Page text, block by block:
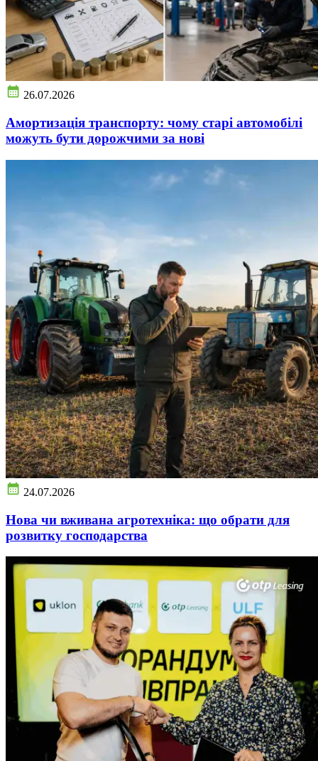
26.07.2026
Амортизація транспорту: чому старі автомобілі
можуть бути дорожчими за нові
24.07.2026
Нова чи вживана агротехніка: що обрати для
розвитку господарства